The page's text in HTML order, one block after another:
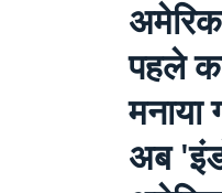
पहले
अब